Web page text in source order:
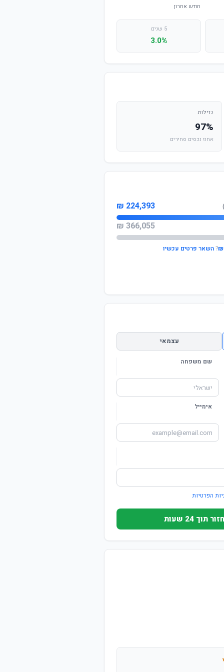
5 שנים
3.0%
נזילות
97%
אחוז נכסים סחירים
224,393 ₪
366,055 ₪
?השאר פרטים עכשיו
עצמאי
שם משפחה
אימייל
הפרטיות
24 שעות